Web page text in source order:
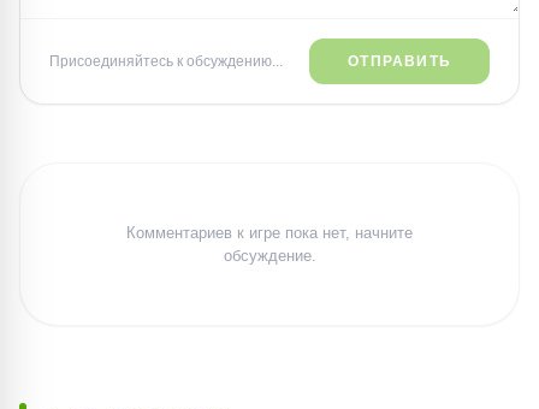
Присоединяйтесь к обсуждению... ОТПРАВИТЬ
Комментариев к игре пока нет, начните
обсуждение.